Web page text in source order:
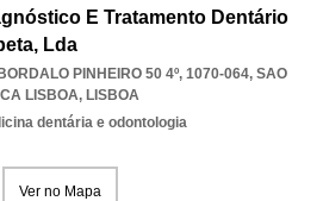
E Tratamento Dentário
Lda
PINHEIRO 50 4º, 1070-064, SAO
LISBOA, LISBOA
dentária e odontologia
Ver no Mapa